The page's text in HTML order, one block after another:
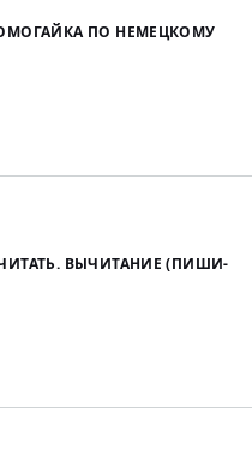
ПО НЕМЕЦКОМУ
ВЫЧИТАНИЕ (ПИШИ-